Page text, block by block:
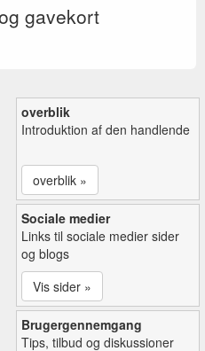
gavekort
overblik
Introduktion af den handlende
overblik »
Sociale medier
Links til sociale medier sider
og blogs
Vis sider »
Brugergennemgang
Tips, tilbud og diskussioner